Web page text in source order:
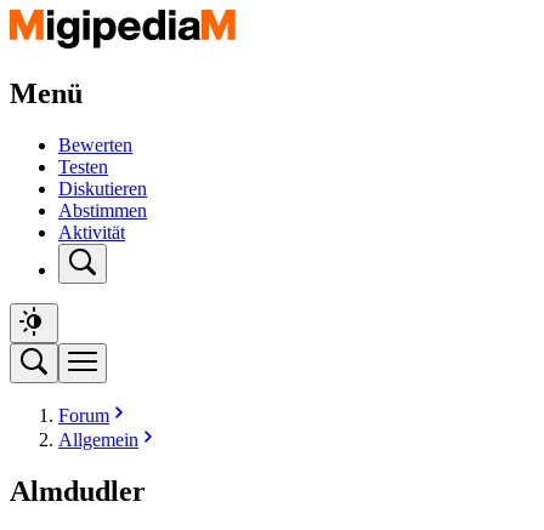
Menü
Bewerten
Testen
Diskutieren
Abstimmen
Aktivität
Forum
Allgemein
Almdudler